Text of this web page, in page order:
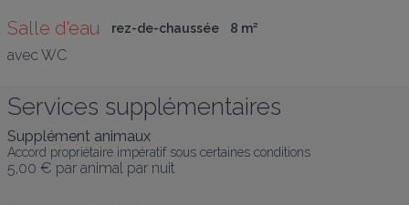
Salle d'eau rez-de-chaussée 8 m²
avec WC
Services supplémentaires
Supplément animaux
Accord propriétaire impératif sous certaines conditions
5,00 € par animal par nuit